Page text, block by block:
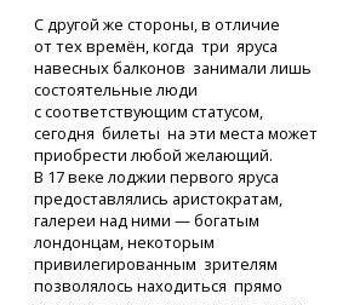
С другой же стороны, в отличие
от тех времён, когда три яруса
навесных балконов занимали лишь
состоятельные люди
с соответствующим статусом,
сегодня билеты на эти места может
приобрести любой желающий.
В 17 веке лоджии первого яруса
предоставлялись аристократам,
галереи над ними — богатым
лондонцам, некоторым
привилегированным зрителям
позволялось находиться прямо